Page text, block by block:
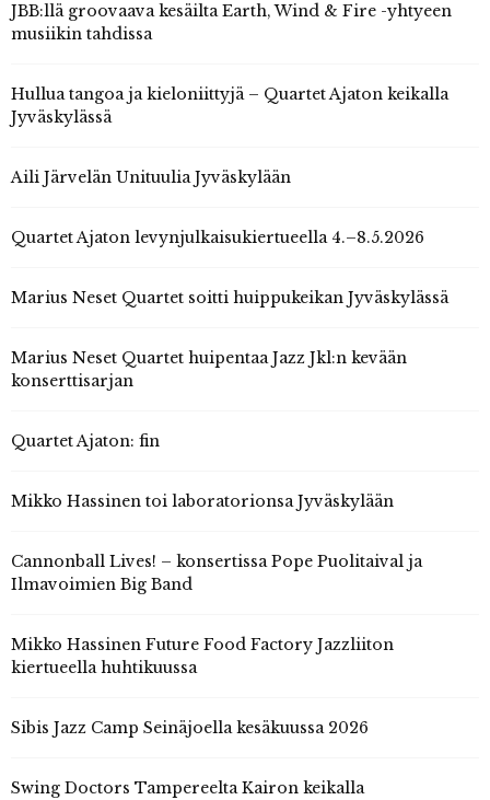
JBB:llä groovaava kesäilta Earth, Wind & Fire -yhtyeen
musiikin tahdissa
Hullua tangoa ja kieloniittyjä – Quartet Ajaton keikalla
Jyväskylässä
Aili Järvelän Unituulia Jyväskylään
Quartet Ajaton levynjulkaisukiertueella 4.–8.5.2026
Marius Neset Quartet soitti huippukeikan Jyväskylässä
Marius Neset Quartet huipentaa Jazz Jkl:n kevään
konserttisarjan
Quartet Ajaton: fin
Mikko Hassinen toi laboratorionsa Jyväskylään
Cannonball Lives! – konsertissa Pope Puolitaival ja
Ilmavoimien Big Band
Mikko Hassinen Future Food Factory Jazzliiton
kiertueella huhtikuussa
Sibis Jazz Camp Seinäjoella kesäkuussa 2026
Swing Doctors Tampereelta Kairon keikalla